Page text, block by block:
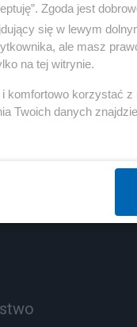
Zgoda jest
się w lewym
ale masz
na tej witrynie.
komfortowo korzystać
Twoich danych